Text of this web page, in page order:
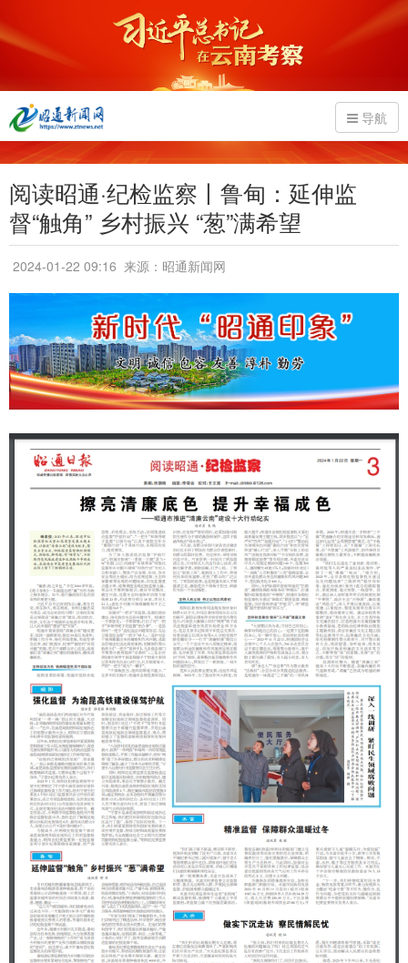
导航
阅读昭通·纪检监察丨鲁甸：延伸监
督“触角” 乡村振兴 “葱”满希望
2024-01-22 09:16 来源：昭通新闻网